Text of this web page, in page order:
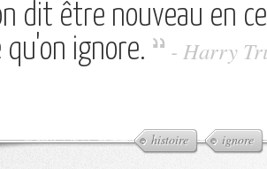
dit être nouveau en
qu'on ignore.
- Harry
histoire ignore